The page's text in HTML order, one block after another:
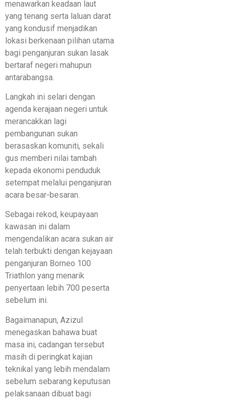
menawarkan keadaan laut
yang tenang serta laluan darat
yang kondusif menjadikan
lokasi berkenaan pilihan utama
bagi penganjuran sukan lasak
bertaraf negeri mahupun
antarabangsa.
Langkah ini selari dengan
agenda kerajaan negeri untuk
merancakkan lagi
pembangunan sukan
berasaskan komuniti, sekali
gus memberi nilai tambah
kepada ekonomi penduduk
setempat melalui penganjuran
acara besar-besaran.
Sebagai rekod, keupayaan
kawasan ini dalam
mengendalikan acara sukan air
telah terbukti dengan kejayaan
penganjuran Borneo 100
Triathlon yang menarik
penyertaan lebih 700 peserta
sebelum ini.
Bagaimanapun, Azizul
menegaskan bahawa buat
masa ini, cadangan tersebut
masih di peringkat kajian
teknikal yang lebih mendalam
sebelum sebarang keputusan
pelaksanaan dibuat bagi